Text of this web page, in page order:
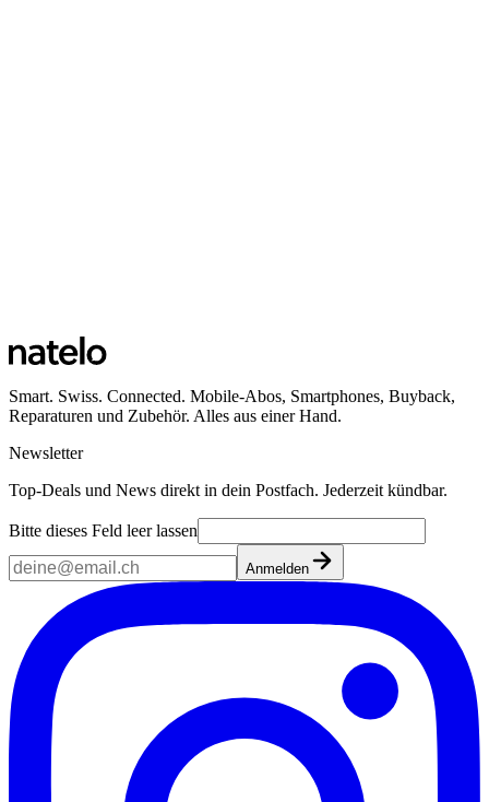
Smart. Swiss. Connected. Mobile-Abos, Smartphones, Buyback,
Reparaturen und Zubehör. Alles aus einer Hand.
Newsletter
Top-Deals und News direkt in dein Postfach. Jederzeit kündbar.
Bitte dieses Feld leer lassen
Anmelden